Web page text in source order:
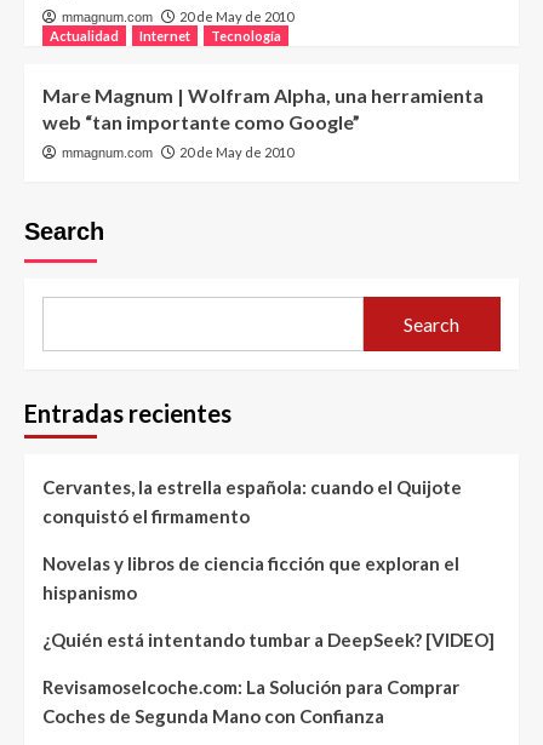
mmagnum.com
20 de May de 2010
Actualidad
Internet Tecnología
Mare Magnum | Wolfram Alpha, una herramienta
web “tan importante como Google”
mmagnum.com 20 de May de 2010
Search
Search
Entradas recientes
Cervantes, la estrella española: cuando el Quijote
conquistó el firmamento
Novelas y libros de ciencia ficción que exploran el
hispanismo
¿Quién está intentando tumbar a DeepSeek? [VIDEO]
Revisamoselcoche.com: La Solución para Comprar
Coches de Segunda Mano con Confianza